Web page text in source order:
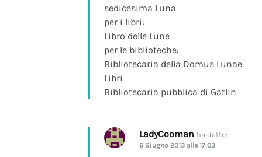
sedicesima Luna
per i libri:
Libro delle Lune
per le biblioteche:
Bibliotecaria della Domus Lunae
Libri
Bibliotecaria pubblica di Gatlin
LadyCooman ha detto:
6 Giugno 2013 alle 17:03